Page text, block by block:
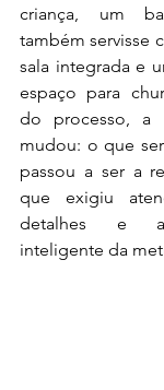
criança, um
também servisse
sala integrada e
espaço para
do processo, a
mudou: o que
passou a ser a
que exigiu
detalhes e
inteligente da